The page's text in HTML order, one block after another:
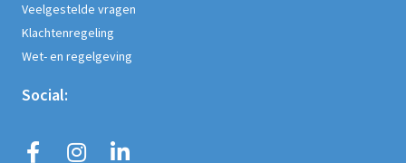
Veelgestelde vragen
Klachtenregeling
Wet- en regelgeving
Social: